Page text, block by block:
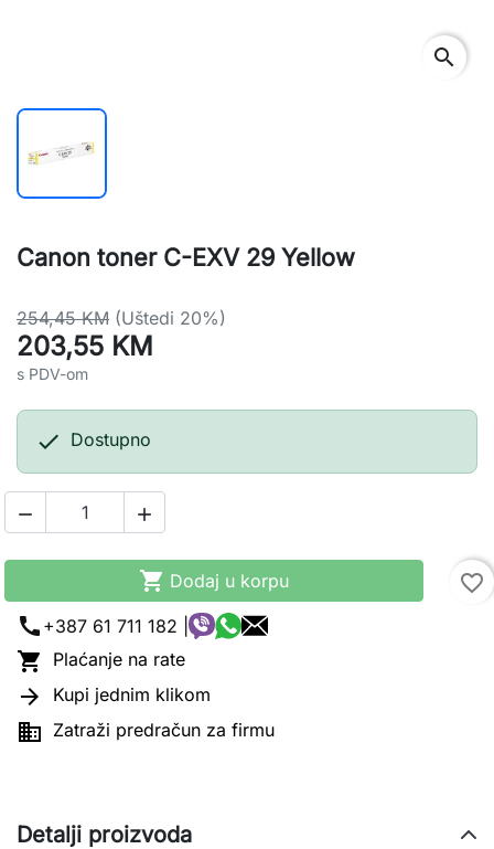
search
Canon toner C-EXV 29 Yellow
254,45 KM (Uštedi 20%)
203,55 KM
s PDV-om
 Dostupno
 
 Dodaj u korpu
favorite_border
call +387 61 711 182 |
 Plaćanje na rate
 Kupi jednim klikom
 Zatraži predračun za firmu
Detalji proizvoda